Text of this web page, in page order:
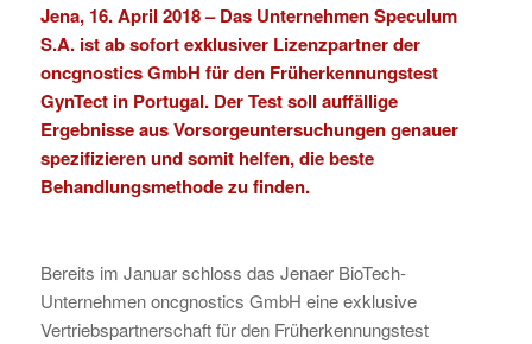
Jena, 16. April 2018 – Das UnternehmenSpeculum
S.A.ist ab sofort exklusiver Lizenzpartner der
oncgnostics GmbH für den Früherkennungstest
GynTectin Portugal. Der Test soll auffällige
Ergebnisse aus Vorsorgeuntersuchungen genauer
spezifizieren und somit helfen, die beste
Behandlungsmethode zu finden.
Bereits im Januar schloss das Jenaer BioTech-
Unternehmen oncgnostics GmbH eine exklusive
Vertriebspartnerschaft für den Früherkennungstest